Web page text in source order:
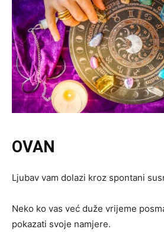
OVAN
Ljubav vam dolazi kroz spontani
Neko ko vas već duže vrijeme
pokazati svoje namjere.